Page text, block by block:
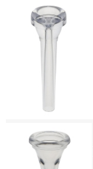
新規会員登録